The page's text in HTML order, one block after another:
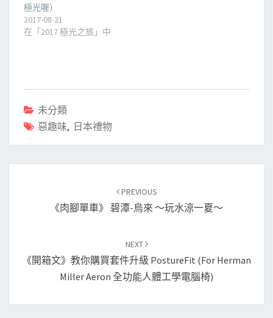
極光喔）
2017-08-21
在「2017 極光之旅」中
未分類
惡趣味, 日本禮物
PREVIOUS
《肉腳單車》 碧潭-烏來 ～玩水涼一夏～
NEXT
《開箱文》教你購買套件升級 PostureFit (for Herman
Miller Aeron 全功能人體工學電腦椅)